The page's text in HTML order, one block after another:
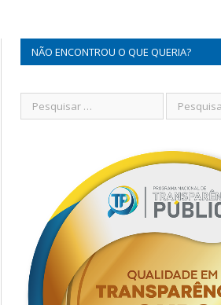
NÃO ENCONTROU O QUE QUERIA?